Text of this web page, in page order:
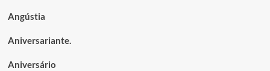
Angústia
Aniversariante.
Aniversário